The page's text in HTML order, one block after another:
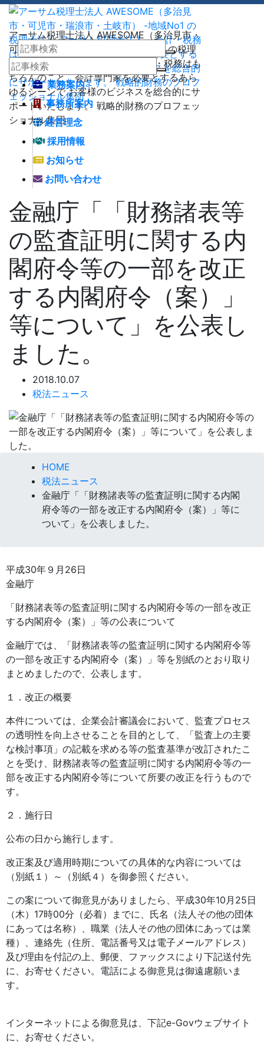
アーサム税理士法人 AWESOME（多治見市・
可児市・瑞浪市・土岐市） -地域No1 の税理
士法人 アーサム税理士法人 – 会計・税務はも
ちろんのこと、会計専門家を必要とするあら
ゆるシーンで お客様のビジネスを総合的にサ
ポートいたします。 戦略的財務のプロフェッ
ショナル集団
業務案内
事務所案内
経営理念
採用情報
お知らせ
お問い合わせ
金融庁「「財務諸表等
の監査証明に関する内
閣府令等の一部を改正
する内閣府令（案）」
等について」を公表し
ました。
2018.10.07
税法ニュース
HOME
税法ニュース
金融庁「「財務諸表等の監査証明に関する内閣
府令等の一部を改正する内閣府令（案）」等に
ついて」を公表しました。
平成30年９月26日
金融庁
「財務諸表等の監査証明に関する内閣府令等の一部を改正
する内閣府令（案）」等の公表について
金融庁では、「財務諸表等の監査証明に関する内閣府令等
の一部を改正する内閣府令（案）」等を別紙のとおり取り
まとめましたので、公表します。
１．改正の概要
本件については、企業会計審議会において、監査プロセス
の透明性を向上させることを目的として、「監査上の主要
な検討事項」の記載を求める等の監査基準が改訂されたこ
とを受け、財務諸表等の監査証明に関する内閣府令等の一
部を改正する内閣府令等について所要の改正を行うもので
す。
２．施行日
公布の日から施行します。
改正案及び適用時期についての具体的な内容については
（別紙１）～（別紙４）を御参照ください。
この案について御意見がありましたら、平成30年10月25日
（木）17時00分（必着）までに、氏名（法人その他の団体
にあっては名称）、職業（法人その他の団体にあっては業
種）、連絡先（住所、電話番号又は電子メールアドレス）
及び理由を付記の上、郵便、ファックスにより下記送付先
に、お寄せください。電話による御意見は御遠慮願いま
す。
インターネットによる御意見は、下記e-Govウェブサイト
に、お寄せください。